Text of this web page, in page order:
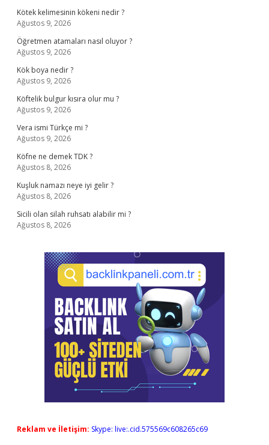
Kötek kelimesinin kökeni nedir ?
Ağustos 9, 2026
Öğretmen atamaları nasıl oluyor ?
Ağustos 9, 2026
Kök boya nedir ?
Ağustos 9, 2026
Köftelik bulgur kısıra olur mu ?
Ağustos 9, 2026
Vera ismi Türkçe mi ?
Ağustos 9, 2026
Köfne ne demek TDK ?
Ağustos 8, 2026
Kuşluk namazı neye iyi gelir ?
Ağustos 8, 2026
Sicili olan silah ruhsatı alabilir mi ?
Ağustos 8, 2026
Reklam ve İletişim: Skype: live:.cid.575569c608265c69